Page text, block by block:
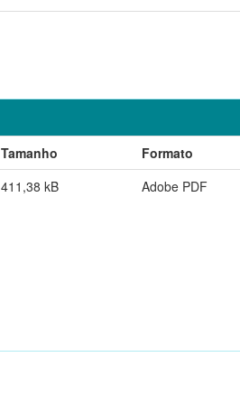
Tamanho
Formato
411,38 kB Adobe PDF